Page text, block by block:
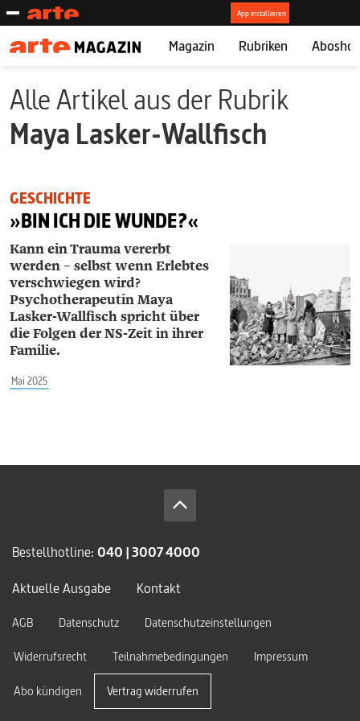
Magazin Rubriken
Alle Artikel aus der Rubrik
Maya Lasker-­Wallfisch
GESCHICHTE
»BIN ICH DIE WUNDE?«
Kann ein Trauma vererbt
werden – selbst wenn Erlebtes
verschwiegen wird?
Psychotherapeutin ­Maya
Lasker-­Wallfisch spricht über
die Folgen der NS-Zeit in ihrer
Familie.
Mai 2025
Bestellhotline: 040 | 3007 4000
Aktuelle Ausgabe
Kontakt
AGB Datenschutz
Datenschutzeinstellungen
Widerrufsrecht
Teilnahmebedingungen Impressum
Abo kündigen Vertrag widerrufen